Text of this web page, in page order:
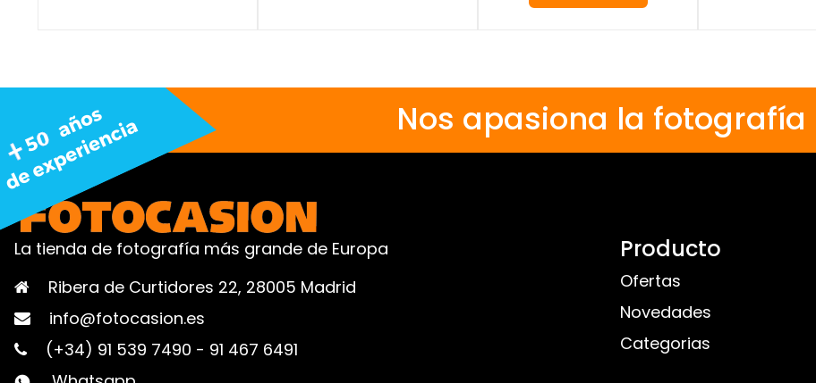
Nos apasiona la fotografía
La tienda de fotografía más grande de Europa
Ribera de Curtidores 22, 28005 Madrid
info@fotocasion.es
(+34) 91 539 7490 - 91 467 6491
Producto
Ofertas
Novedades
Categorias